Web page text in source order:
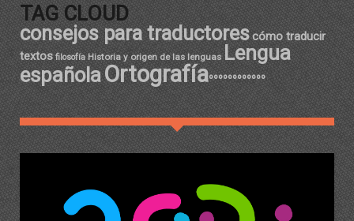
TAG CLOUD
consejos para traductorescómo traducir
textos filosofía Historia y origen de las lenguas Lengua
españolaOrtografíaºººººººººººº